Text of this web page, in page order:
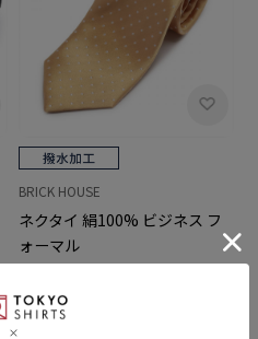
BRICK HOUSE
ネクタイ 絹100% ビジネス フ
ォーマル